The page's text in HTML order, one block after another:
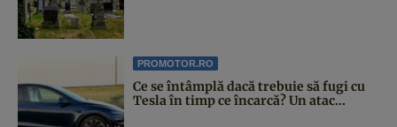
PROMOTOR.RO
Ce se întâmplă dacă trebuie să fugi cu
Tesla în timp ce încarcă? Un atac...